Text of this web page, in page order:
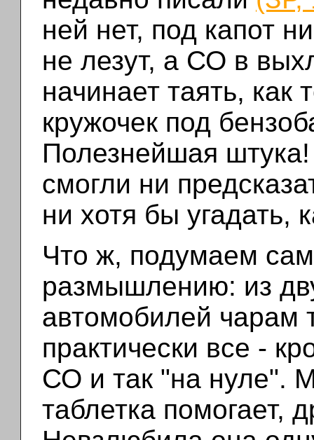
ней нет, под капот
не лезут, а СО в
начинает таять,
кружочек под
Полезнейшая
смогли ни
ни хотя бы угадать,
Что ж, подумаем
размышлению: из
автомобилей чарам
практически все -
СО и так "на нуле".
таблетка помогает,